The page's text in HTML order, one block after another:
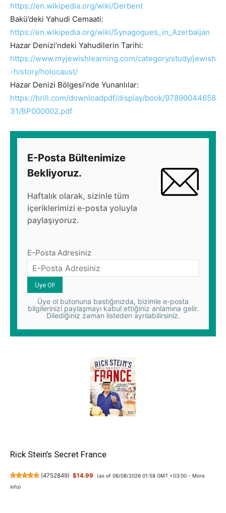
https://en.wikipedia.org/wiki/Derbent
Bakü’deki Yahudi Cemaati:
https://en.wikipedia.org/wiki/Synagogues_in_Azerbaijan
Hazar Denizi’ndeki Yahudilerin Tarihi:
https://www.myjewishlearning.com/category/study/jewish
-history/holocaust/
Hazar Denizi Bölgesi’nde Yunanlılar:
https://brill.com/downloadpdf/display/book/97890044658
31/BP000002.pdf
E-Posta Bültenimize
Bekliyoruz.
Haftalık olarak, sizinle tüm
içeriklerimizi e-posta yoluyla
paylaşıyoruz.
E-Posta Adresiniz
Üye ol butonuna bastığınızda, bizimle e-posta
bilgilerinizi paylaşmayı kabul ettiğiniz anlamına gelir.
Dilediğiniz zaman listeden ayrılabilirsiniz.
Rick Stein’s Secret France
(4752849) $14.99 (as of 06/08/2026 01:58 GMT +03:00 - More
info)